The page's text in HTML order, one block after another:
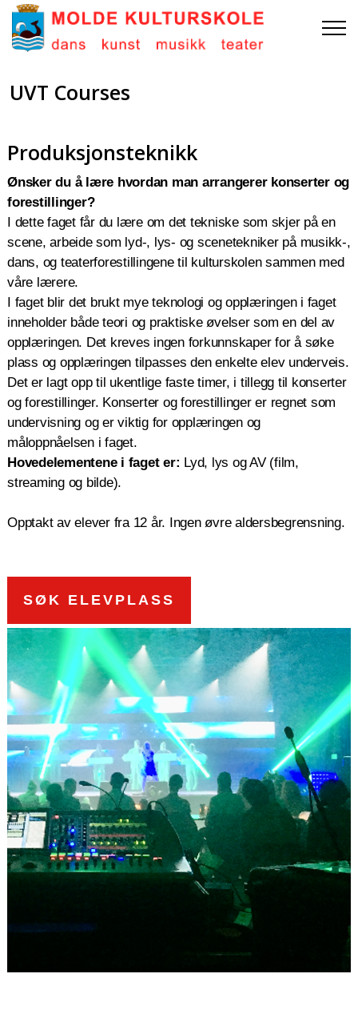
UVT Courses
Produksjonsteknikk
Ønsker du ålære hvordan man arrangerer konserter og
forestillinger?
I dette faget får du lære om det tekniske som skjer på en
scene, arbeide som lyd-, lys- og scenetekniker på musikk-,
dans, og teaterforestillingene til kulturskolen sammen med
våre lærere.
I faget blir det brukt mye teknologi og opplæringen i faget
inneholder både teori og praktiske øvelser som en del av
opplæringen. Det kreves ingen forkunnskaper for å søke
plass og opplæringen tilpasses den enkelte elev underveis.
Det er lagt opp til ukentlige faste timer, i tillegg til konserter
og forestillinger. Konserter og forestillinger er regnet som
undervisning og er viktig for opplæringen og
måloppnåelsen i faget.
Hovedelementene i faget er: Lyd, lys og AV (film,
streaming og bilde).
Opptakt av elever fra 12 år. Ingen øvre aldersbegrensning.
SØK ELEVPLASS